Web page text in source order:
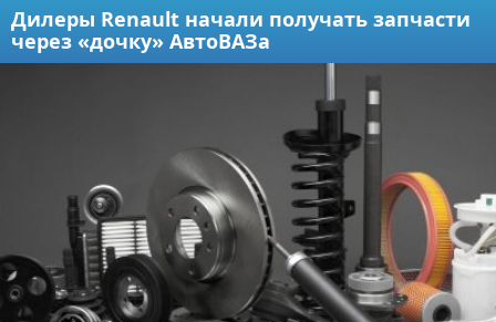
Дилеры Renault начали получать запчасти
через «дочку» АвтоВАЗа